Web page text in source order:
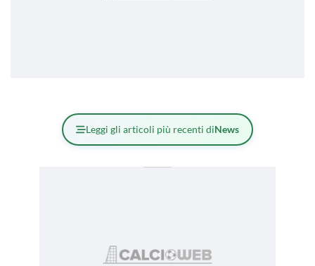
Leggi gli articoli più recenti diNews